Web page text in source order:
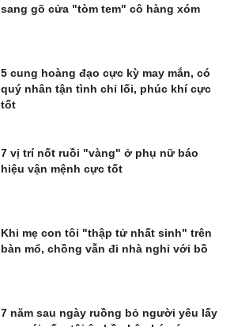
sang gõ cửa "tòm tem" cô hàng xóm
5 cung hoàng đạo cực kỳ may mắn, có
quý nhân tận tình chỉ lối, phúc khí cực
tốt
7 vị trí nốt ruồi "vàng" ở phụ nữ báo
hiệu vận mệnh cực tốt
Khi mẹ con tôi "thập tử nhất sinh" trên
bàn mổ, chồng vẫn đi nhà nghỉ với bồ
7 năm sau ngày ruồng bỏ người yêu lấy